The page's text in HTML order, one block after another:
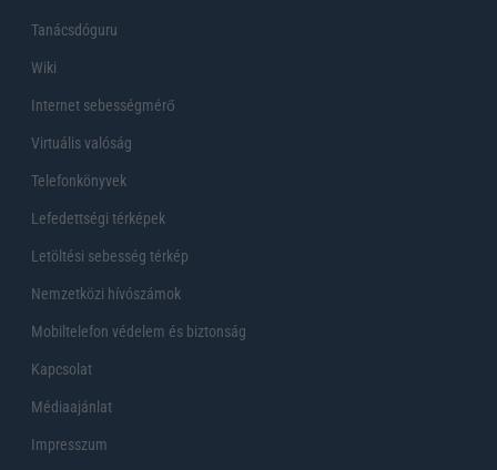
Tanácsdóguru
Wiki
Internet sebességmérő
Virtuális valóság
Telefonkönyvek
Lefedettségi térképek
Letöltési sebesség térkép
Nemzetközi hívószámok
Mobiltelefon védelem és biztonság
Kapcsolat
Médiaajánlat
Impresszum